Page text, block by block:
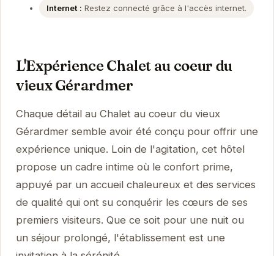
Internet : Restez connecté grâce à l'accès internet.
L'Expérience Chalet au coeur du
vieux Gérardmer
Chaque détail au Chalet au coeur du vieux
Gérardmer semble avoir été conçu pour offrir une
expérience unique. Loin de l'agitation, cet hôtel
propose un cadre intime où le confort prime,
appuyé par un accueil chaleureux et des services
de qualité qui ont su conquérir les cœurs de ses
premiers visiteurs. Que ce soit pour une nuit ou
un séjour prolongé, l'établissement est une